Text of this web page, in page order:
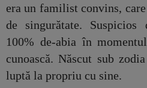
era un familist convins,
de singurătate.
100% de-abia în
cunoască. Născut sub
luptă la propriu cu sine.